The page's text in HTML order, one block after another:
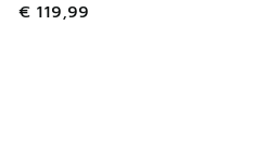
€ 119,99